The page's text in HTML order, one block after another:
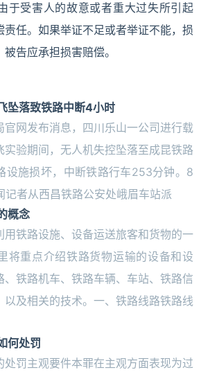
于受害人的故意或者重大过失所引起
责任。如果举证不足或者举证不能，损
告应承担损害赔偿。
坠落致铁路中断4小时
官网发布消息，四川乐山一公司进行载
实验期间，无人机失控坠落至成昆铁路
设施损坏，中断铁路行车253分钟。8
记者从西昌铁路公安处峨眉车站派
概念
用铁路设施、设备运送旅客和货物的一
将重点介绍铁路货物运输的设备和设
、铁路机车、铁路车辆、车站、铁路信
以及相关的技术。一、铁路线路铁路线
何处罚
处罚主观要件本罪在主观方面表现为过